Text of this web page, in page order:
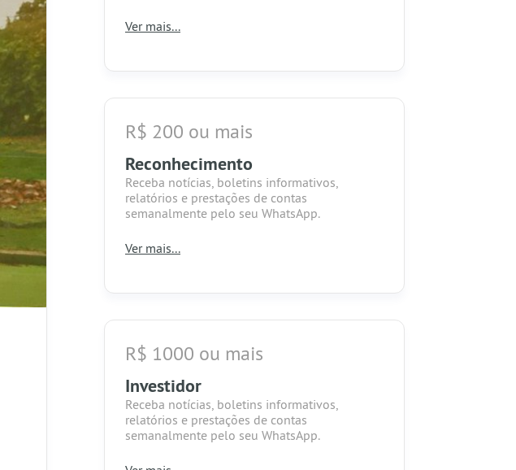
Tenha seu nome inserido na lista de
com dedicatória a todos que ajudaram nesta
Ver mais...
R$ 200 ou mais
Reconhecimento
Receba notícias, boletins informativos,
relatórios e prestações de contas
semanalmente pelo seu WhatsApp.
Tenha seu nome inserido na lista de
com dedicatória a todos que ajudaram nesta
pela doação assinada pelo presidente da
organização.
Receba o calendário da organização para o
ano de 2026.
Ver mais...
R$ 1000 ou mais
Investidor
Receba notícias, boletins informativos,
relatórios e prestações de contas
semanalmente pelo seu WhatsApp.
Tenha seu nome inserido na lista de